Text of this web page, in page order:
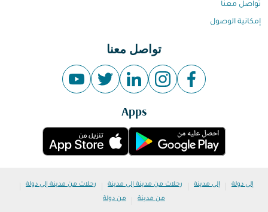
تواصل معنا
إمكانية الوصول
تواصل معنا
Apps
إلى دولة | إلى مدينة | رحلات من مدينة إلى مدينة | رحلات من مدينة إلى دولة |
من مدينة | من دولة